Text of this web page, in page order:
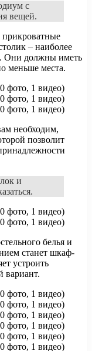
с
вещей.
– наиболее
Они должны иметь
меньше места.
необходим,
позволит
и
белья и
станет шкаф-
устроить
вариант.